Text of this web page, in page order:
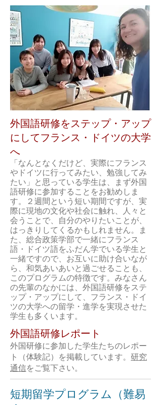
​外国語研修をステップ・アップ
にしてフランス・ドイツの大学
へ
「なんとなくだけど、実際にフランス
やドイツに行ってみたい、勉強してみ
たい」と思っている学生は、まず外国
語研修に参加することをお勧めしま
す。２週間という短い期間ですが、実
際に現地の文化や社会に触れ、人々と
会うことで、自分のやりたいことが、
はっきりしてくるかもしれません。ま
た、総合政策学部で一緒にフランス
語・ドイツ語をふだん学でいる学生と
一緒ですので、お互いに助け合いなが
ら、和気あいあいと過ごせることも、
このプログラムの特徴です。みなさん
の先輩のなかには、外国語研修をステ
ップ・アップにして、フランス・ドイ
ツの大学への留学・進学を実現させた
学生も多くいます。
​外国語研修レポート
外国研修に参加した学生たちのレポー
ト（体験記）を掲載しています。 研究
通信をご覧下さい。
短期留学プログラム（難易